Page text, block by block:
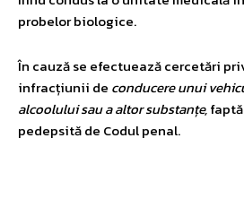
probelor biologice.
În cauză se efectuează cercetări
infracțiunii de conducere unui
alcoolului sau a altor substanțe,
pedepsită de Codul penal.